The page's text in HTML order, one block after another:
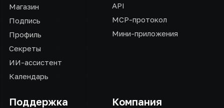
Магазин
Подпись
Профиль
Секреты
ИИ-ассистент
Календарь
API
MCP-протокол
Мини-приложения
Поддержка Компания